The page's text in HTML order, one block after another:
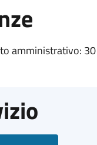
amministrativo: